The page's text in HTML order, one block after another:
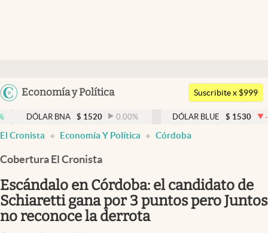
Argentina
Uruguay
Economía y Política
Members
Economía y Política
Finanzas y Mercados
Mercados Online
Negocios
Columnistas
Suscribite x $999
BNA $ 1520 0.00% DÓLAR BLUE $ 1530 -0.65%
El Cronista Economía Y Política Córdoba
Cobertura El Cronista
Escándalo en Córdoba: el candidato de
Schiaretti gana por 3 puntos pero Juntos
no reconoce la derrota